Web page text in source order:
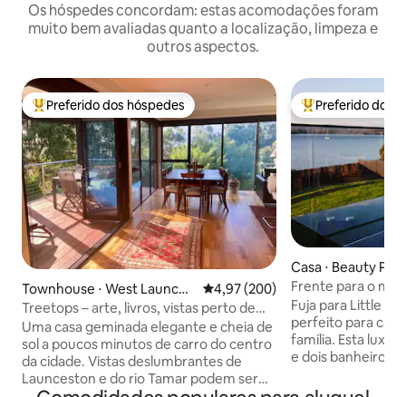
Os hóspedes concordam: estas acomodações foram
muito bem avaliadas quanto a localização, limpeza e
outros aspectos.
Entre os melhores preferidos dos hóspedes
Preferido dos hóspedes
Townhouse ⋅ West Launces
ton
4,97 de uma avaliação média de
4,97 (200)
Treetops – arte, livros, vistas perto de
Cataract Gorge
Uma casa geminada elegante e cheia de
sol a poucos minutos de carro do centro
da cidade. Vistas deslumbrantes de
Launceston e do rio Tamar podem ser
Entre os
Preferido dos
Casa ⋅ Beauty
Fuja para Little
perfeito para
família. Esta
e dois banheiros
deslumbrantes